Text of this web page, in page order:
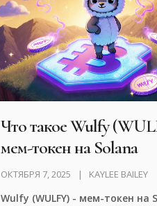
Что такое Wulfy
мем-токен на Solana
ОКТЯБРЯ 7, 2025 KAYLEE BAILEY
Wulfy (WULFY) - мем-токен на